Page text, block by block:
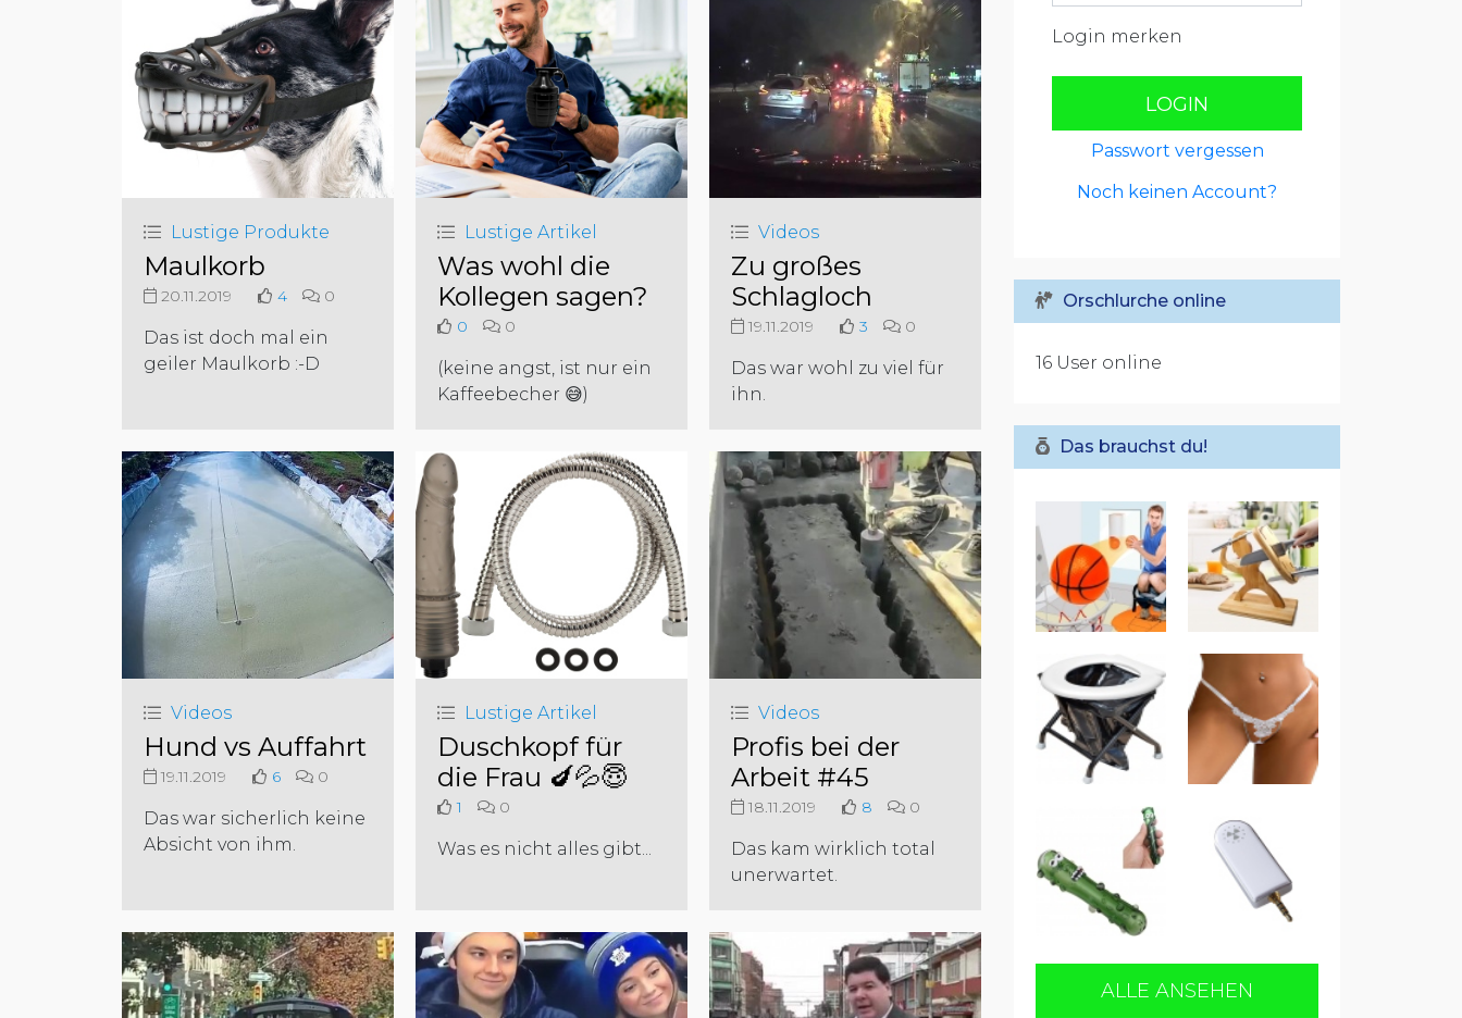
Lustige Produkte
Maulkorb
20.11.2019 4 0
Das ist doch mal ein
geiler Maulkorb :-D
Lustige Artikel
Was wohl die
Kollegen sagen?
0 0
(keine angst, ist nur ein
Kaffeebecher 😅)
Videos
Zu großes
Schlagloch
19.11.2019 3 0
Das war wohl zu viel für
ihn.
Videos
Hund vs Auffahrt
19.11.2019 6 0
Das war sicherlich keine
Absicht von ihm.
Lustige Artikel
Duschkopf für
die Frau 🍆💦😇
1 0
Was es nicht alles gibt...
Videos
Profis bei der
Arbeit #45
18.11.2019 8 0
Das kam wirklich total
unerwartet.
Login merken
LOGIN
Passwort vergessen
Noch keinen Account?
Orschlurche online
16 User online
Das brauchst du!
ALLE ANSEHEN